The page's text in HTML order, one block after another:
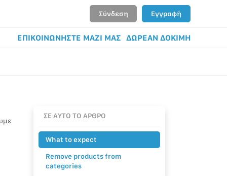
Σύνδεση Εγγραφή
ΕΠΙΚΟΙΝΩΝΗΣΤΕ ΜΑΖΙ ΜΑΣ ΔΩΡΕΑΝ ΔΟΚΙΜΗ
ΣΕ ΑΥΤΟ ΤΟ ΑΡΘΡΟ
What to expect
Remove products from
categories